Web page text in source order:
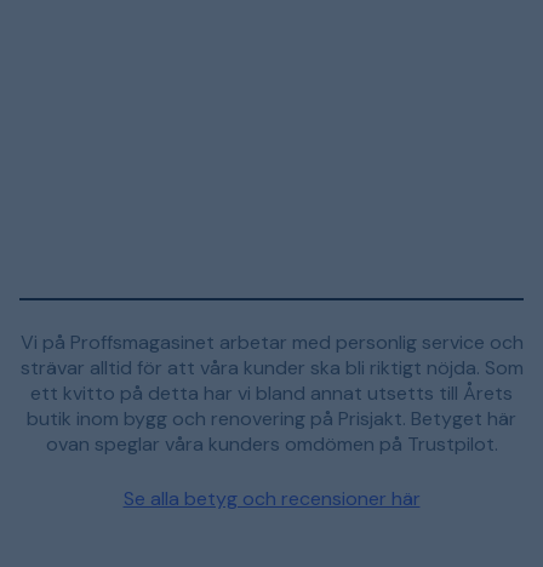
Vi på Proffsmagasinet arbetar med personlig service och
strävar alltid för att våra kunder ska bli riktigt nöjda. Som
ett kvitto på detta har vi bland annat utsetts till Årets
butik inom bygg och renovering på Prisjakt. Betyget här
ovan speglar våra kunders omdömen på Trustpilot.
Se alla betyg och recensioner här